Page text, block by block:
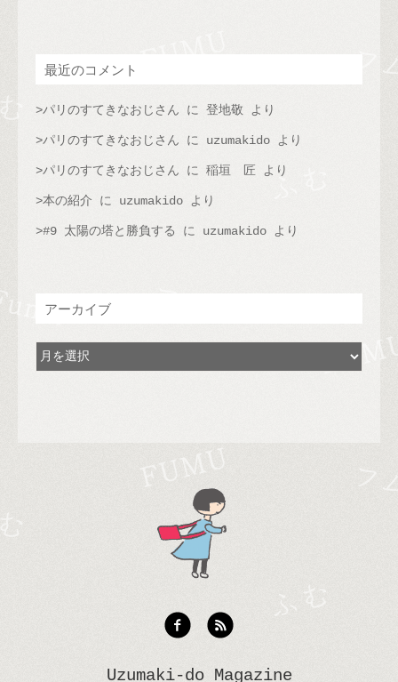
最近のコメント
パリのすてきなおじさん に 登地敬 より
パリのすてきなおじさん に uzumakido より
パリのすてきなおじさん に 稲垣 匠 より
本の紹介 に uzumakido より
#9 太陽の塔と勝負する に uzumakido より
アーカイブ
Uzumaki-do Magazine